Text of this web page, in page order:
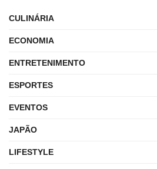
CULINÁRIA
ECONOMIA
ENTRETENIMENTO
ESPORTES
EVENTOS
JAPÃO
LIFESTYLE